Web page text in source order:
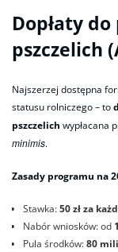
Dopłaty
pszczelich
Najszerzej dostępna
statusu rolniczego – to
pszczelich wypłacana
minimis.
Zasady programu na
Stawka:50 zł za
Nabór wniosków: od
Pula środków:80